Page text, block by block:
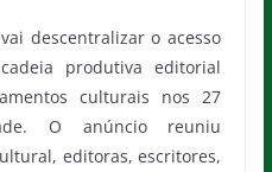
descentralizar o acesso
produtiva editorial
culturais nos 27
O anúncio reuniu
editoras, escritores,